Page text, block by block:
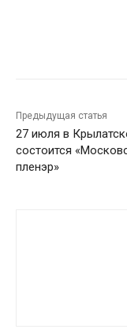
Предыдущая статья
27 июля в
состоится
пленэр»